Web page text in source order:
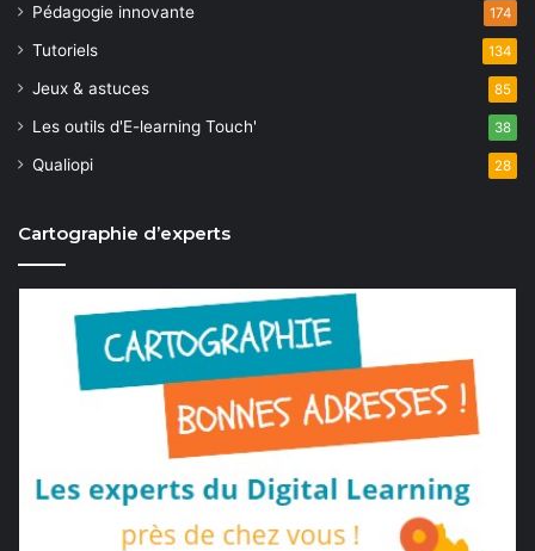
Pédagogie innovante 174
Tutoriels 134
Jeux & astuces 85
Les outils d'E-learning Touch' 38
Qualiopi 28
Cartographie d’experts